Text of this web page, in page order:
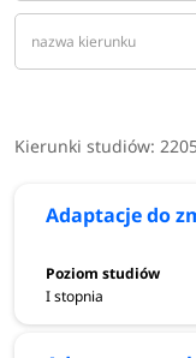
Kierunki studiów: 2205
Adaptacje do
I stopnia